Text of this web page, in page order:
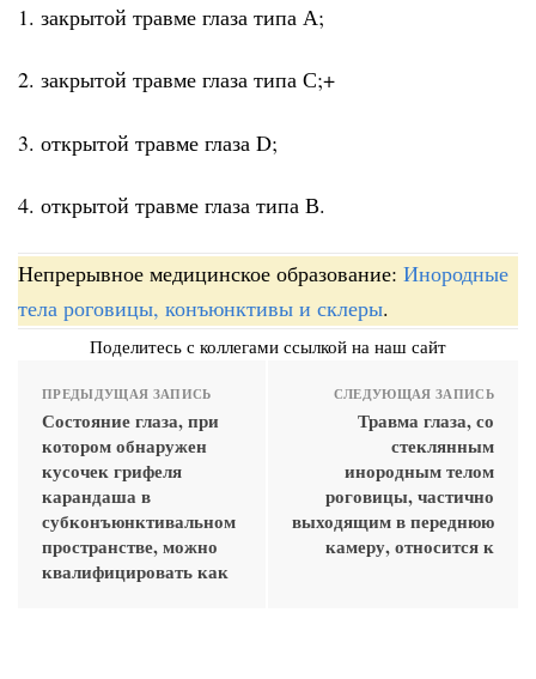
1. закрытой травме глаза типа А;
2. закрытой травме глаза типа С;+
3. открытой травме глаза D;
4. открытой травме глаза типа В.
Непрерывное медицинское образование: Инородные
тела роговицы, конъюнктивы и склеры.
Поделитесь с коллегами ссылкой на наш сайт
ПРЕДЫДУЩАЯ ЗАПИСЬ
Состояние глаза, при
котором обнаружен
кусочек грифеля
карандаша в
субконъюнктивальном
пространстве, можно
квалифицировать как
СЛЕДУЮЩАЯ ЗАПИСЬ
Травма глаза, со
стеклянным
инородным телом
роговицы, частично
выходящим в переднюю
камеру, относится к